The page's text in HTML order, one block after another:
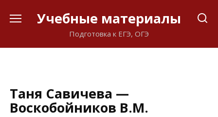
Учебные материалы
Подготовка к ЕГЭ, ОГЭ
Таня Савичева —
Воскобойников В.М.